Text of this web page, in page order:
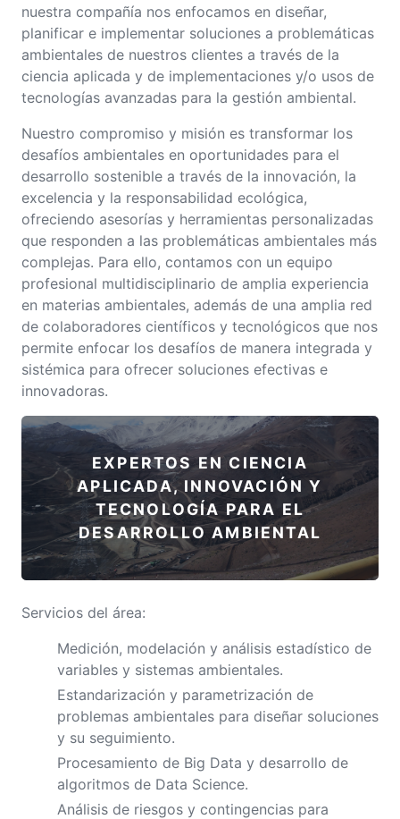
nuestra compañía nos enfocamos en diseñar,
planificar e implementar soluciones a problemáticas
ambientales de nuestros clientes a través de la
ciencia aplicada y de implementaciones y/o usos de
tecnologías avanzadas para la gestión ambiental.
Nuestro compromiso y misión es transformar los
desafíos ambientales en oportunidades para el
desarrollo sostenible a través de la innovación, la
excelencia y la responsabilidad ecológica,
ofreciendo asesorías y herramientas personalizadas
que responden a las problemáticas ambientales más
complejas. Para ello, contamos con un equipo
profesional multidisciplinario de amplia experiencia
en materias ambientales, además de una amplia red
de colaboradores científicos y tecnológicos que nos
permite enfocar los desafíos de manera integrada y
sistémica para ofrecer soluciones efectivas e
innovadoras.
EXPERTOS EN CIENCIA
APLICADA, INNOVACIÓN Y
TECNOLOGÍA PARA EL
DESARROLLO AMBIENTAL
Servicios del área:
Medición, modelación y análisis estadístico de
variables y sistemas ambientales.
Estandarización y parametrización de
problemas ambientales para diseñar soluciones
y su seguimiento.
Procesamiento de Big Data y desarrollo de
algoritmos de Data Science.
Análisis de riesgos y contingencias para